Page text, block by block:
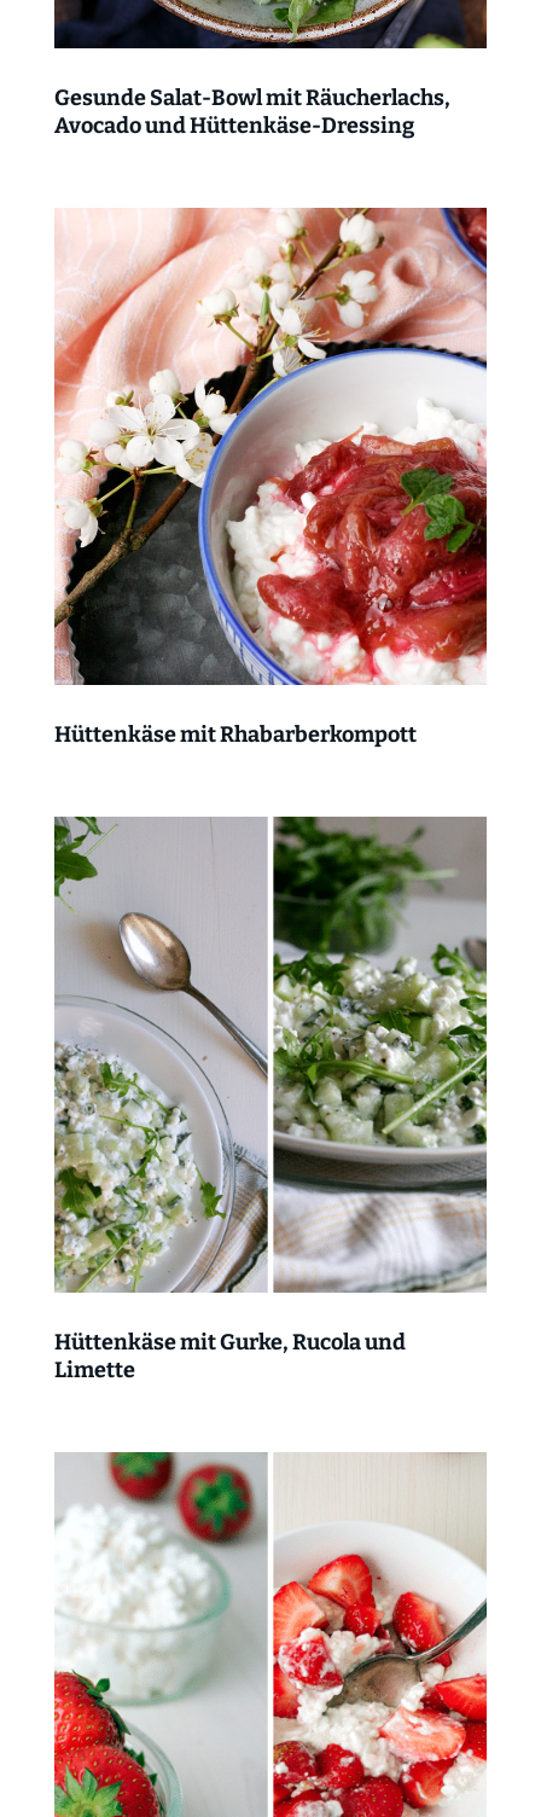
Gesunde Salat-Bowl mit Räucherlachs,
Avocado und Hüttenkäse-Dressing
Hüttenkäse mit Rhabarberkompott
Hüttenkäse mit Gurke, Rucola und
Limette